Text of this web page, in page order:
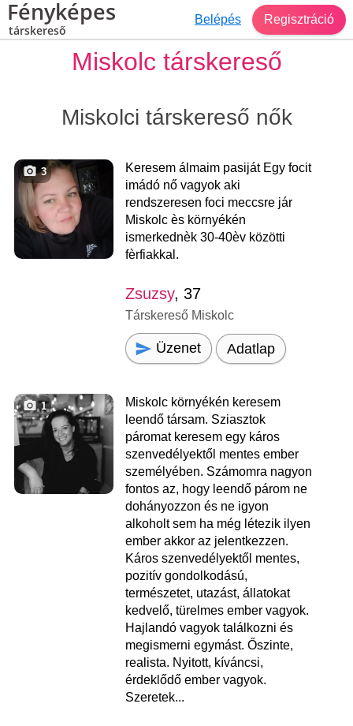
Fényképes
társkereső
Belépés Regisztráció
Miskolc társkereső
Miskolci társkereső nők
3
Keresem álmaim pasiját Egy focit
imádó nő vagyok aki
rendszeresen foci meccsre jár
Miskolc ès környékén
ismerkednèk 30-40èv közötti
fèrfiakkal.
Zsuzsy, 37
Társkereső Miskolc
Üzenet Adatlap
1
Miskolc környékén keresem
leendő társam. Sziasztok
páromat keresem egy káros
szenvedélyektől mentes ember
személyében. Számomra nagyon
fontos az, hogy leendő párom ne
dohányozzon és ne igyon
alkoholt sem ha még létezik ilyen
ember akkor az jelentkezzen.
Káros szenvedélyektől mentes,
pozitív gondolkodású,
természetet, utazást, állatokat
kedvelő, türelmes ember vagyok.
Hajlandó vagyok találkozni és
megismerni egymást. Őszinte,
realista. Nyitott, kíváncsi,
érdeklődő ember vagyok.
Szeretek...